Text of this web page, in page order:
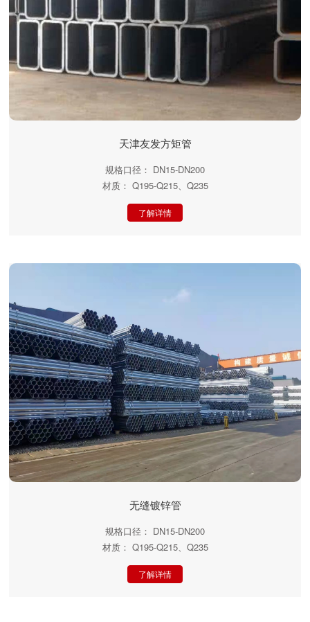
天津友发方矩管
规格口径： DN15-DN200
材质： Q195-Q215、Q235
了解详情
无缝镀锌管
规格口径： DN15-DN200
材质： Q195-Q215、Q235
了解详情